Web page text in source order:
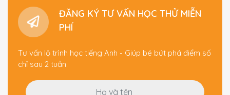
ĐĂNG KÝ TƯ VẤN HỌC THỬ MIỄN
PHÍ
Tư vấn lộ trình học tiếng Anh - Giúp bé bứt phá điểm số
chỉ sau 2 tuần.